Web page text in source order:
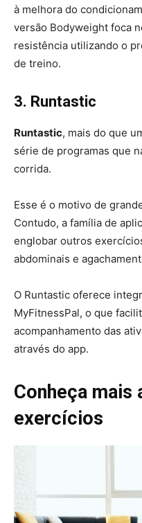
à melhora do
versão Bodyweight foca
resistência utilizando o
de treino.
3. Runtastic
Runtastic, mais do que
série de programas que
corrida.
Esse é o motivo de
Contudo, a família de
englobar outros
abdominais e
O Runtastic oferece
MyFitnessPal, o que
acompanhamento das
através do app.
Conheça mais
exercícios